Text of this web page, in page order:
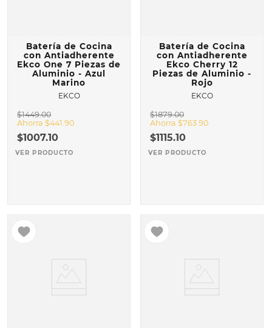
Batería de Cocina
con Antiadherente
Ekco One 7 Piezas de
Aluminio - Azul
Marino
EKCO
$1449.00
Ahorra $441.90
$1007.10
VER PRODUCTO
Batería de Cocina
con Antiadherente
Ekco Cherry 12
Piezas de Aluminio -
Rojo
EKCO
$1879.00
Ahorra $763.90
$1115.10
VER PRODUCTO